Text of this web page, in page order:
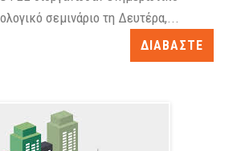
σεμινάριο τη Δευτέρα,...
ΔΙΑΒΑΣΤΕ